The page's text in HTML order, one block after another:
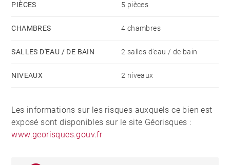
PIÈCES 5 pièces
CHAMBRES 4 chambres
SALLES D'EAU / DE BAIN 2 salles d'eau / de bain
NIVEAUX 2 niveaux
Les informations sur les risques auxquels ce bien est
exposé sont disponibles sur le site Géorisques :
www.georisques.gouv.fr